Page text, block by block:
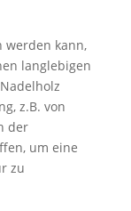
werden kann,
langlebigen
z.B. von
der
um eine
zu